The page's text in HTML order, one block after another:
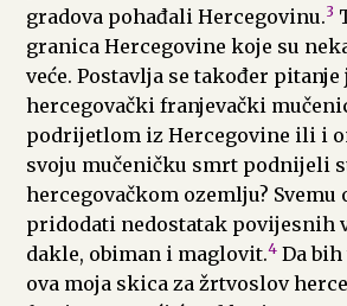
gradova pohađali Hercegovinu.3
granica Hercegovine koje su
veće. Postavlja se također pitanje
hercegovački franjevački
podrijetlom iz Hercegovine ili i
svoju mučeničku smrt podnijeli
hercegovačkom ozemlju? Svemu
pridodati nedostatak povijesnih
dakle, obiman i maglovit.4 Da
ova moja skica za žrtvoslov